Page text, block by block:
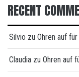
RECENT
Silvio zu Ohren auf
Claudia zu Ohren auf